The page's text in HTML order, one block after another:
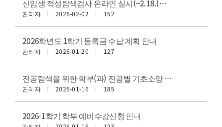
신입생 적성탐색검사 온라인 실시(~2.18.(수)까지)
관리자 2026-02-02 152
2026학년도 1학기 등록금 수납 계획 안내
관리자 2026-01-20 127
전공탐색을 위한 학부(과) 전공별 기초소양 과목 안내
관리자 2026-01-16 185
2026-1학기 학부 예비수강신청 안내